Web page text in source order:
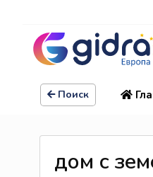
Поиск
дом с